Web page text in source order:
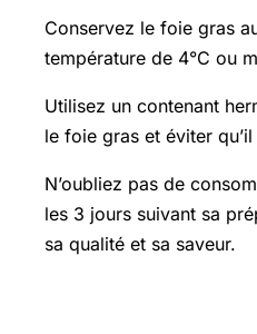
Conservez le foie gras
température de 4°C ou
Utilisez un contenant
le foie gras et éviter qu’il
N’oubliez pas de
les 3 jours suivant sa
sa qualité et sa saveur.